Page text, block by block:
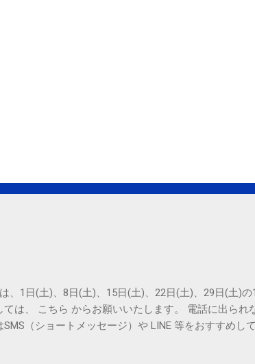
、1日(土)、8日(土)、15日(土)、22日(土)、29日(土)
ては、 こちら からお願いいたします。 電話に出られ
SMS（ショートメッセージ）や LINE 等をおすすめし